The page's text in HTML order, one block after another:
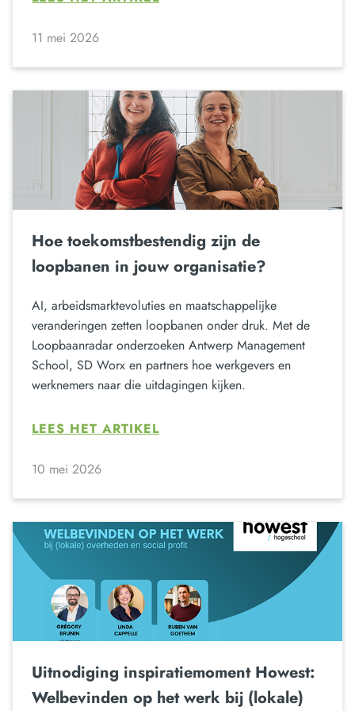
11 mei 2026
Hoe toekomstbestendig zijn de
loopbanen in jouw organisatie?
AI, arbeidsmarktevoluties en maatschappelijke
veranderingen zetten loopbanen onder druk. Met de
Loopbaanradar onderzoeken Antwerp Management
School, SD Worx en partners hoe werkgevers en
werknemers naar die uitdagingen kijken.
LEES HET ARTIKEL
10 mei 2026
Uitnodiging inspiratiemoment Howest:
Welbevinden op het werk bij (lokale)